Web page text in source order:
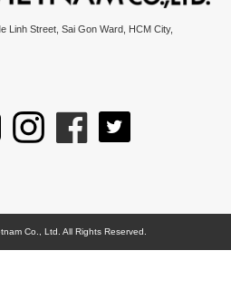
Linh Street, Sai Gon Ward, HCM City,
Co., Ltd. All Rights Reserved.